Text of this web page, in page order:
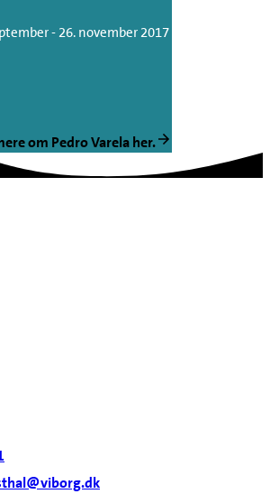
- 26. november 2017
om Pedro Varela her.